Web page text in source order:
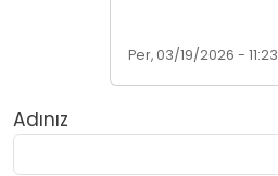
Per, 03/19/2026 - 11:23
Adınız